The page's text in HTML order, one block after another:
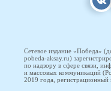
Сетевое издание «Победа»
pobeda-aksay.ru)
по надзору в сфере связи,
и массовых коммуникаций
2019 года,